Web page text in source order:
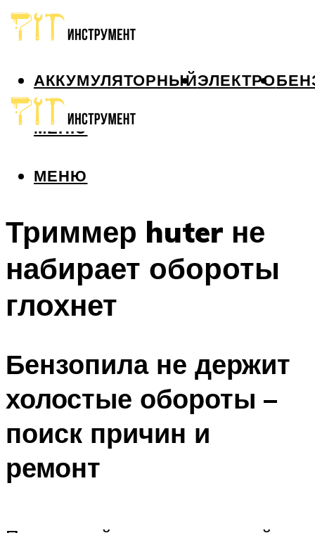
АККУМУЛЯТОРНЫЙЭЛЕКТРО
МЕНЮ
МЕНЮ
Триммер huter не
набирает обороты
глохнет
Бензопила не держит
холостые обороты –
поиск причин и
ремонт